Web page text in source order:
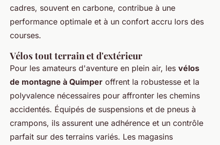
cadres, souvent en carbone, contribue à une
performance optimale et à un confort accru lors des
courses.
Vélos tout terrain et d'extérieur
Pour les amateurs d'aventure en plein air, les vélos
de montagne à Quimper offrent la robustesse et la
polyvalence nécessaires pour affronter les chemins
accidentés. Équipés de suspensions et de pneus à
crampons, ils assurent une adhérence et un contrôle
parfait sur des terrains variés. Les magasins